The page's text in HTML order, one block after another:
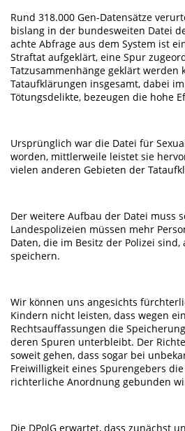
Rund 318.000 Gen-Datensätze
bislang in der bundesweiten Datei
achte Abfrage aus dem System ist
Straftat aufgeklärt, eine Spur
Tatzusammenhänge geklärt werden
Tataufklärungen insgesamt, dabei
Tötungsdelikte, bezeugen die hohe
Ursprünglich war die Datei für
worden, mittlerweile leistet sie
vielen anderen Gebieten der
Der weitere Aufbau der Datei muss
Landespolizeien müssen mehr
Daten, die im Besitz der Polizei
speichern.
Wir können uns angesichts
Kindern nicht leisten, dass wegen
Rechtsauffassungen die
deren Spuren unterbleibt. Der
soweit gehen, dass sogar bei
Freiwilligkeit eines Spurengebers
richterliche Anordnung gebunden
Die DPolG erwartet, dass zunächst